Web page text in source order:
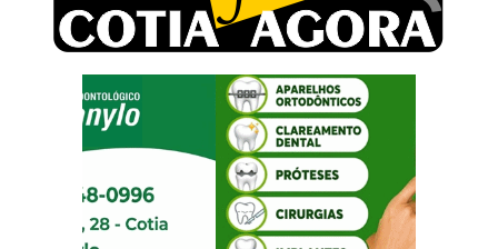
Roselândia
Itapevi: Em duas ocorrências, PM recupera carga roubada,
Sebrae promove curso de compras públicas em Vargem Grande